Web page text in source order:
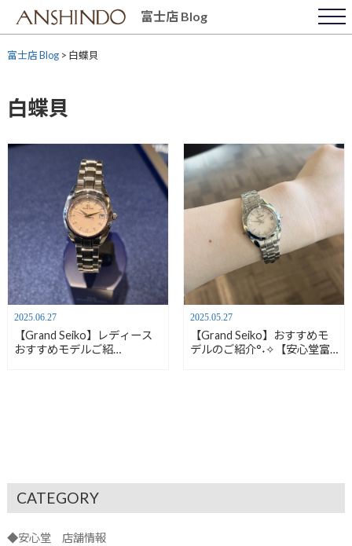
content
富士店 Blog
富士店 Blog> 白蝶貝
白蝶貝
2025.06.27
【Grand Seiko】レディース
おすすめモデルご紹
2025.05.27
【Grand Seiko】おすすめモ
デルのご紹介°˖✧【安心堂富
CATEGORY
◆安心堂 店舗情報